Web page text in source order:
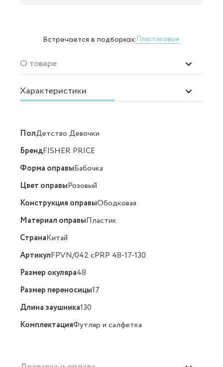
Встречается в подборках:Пластиковые
О товаре
Характеристики
ПолДетство Девочки
БрендFISHER PRICE
Форма оправыБабочка
Цвет оправыРозовый
Конструкция оправыОбодковая
Материал оправыПластик
СтранаКитай
АртикулFPVN/042 cPRP 48-17-130
Размер окуляра48
Размер переносицы17
Длина заушника130
КомплектацияФутляр и салфетка